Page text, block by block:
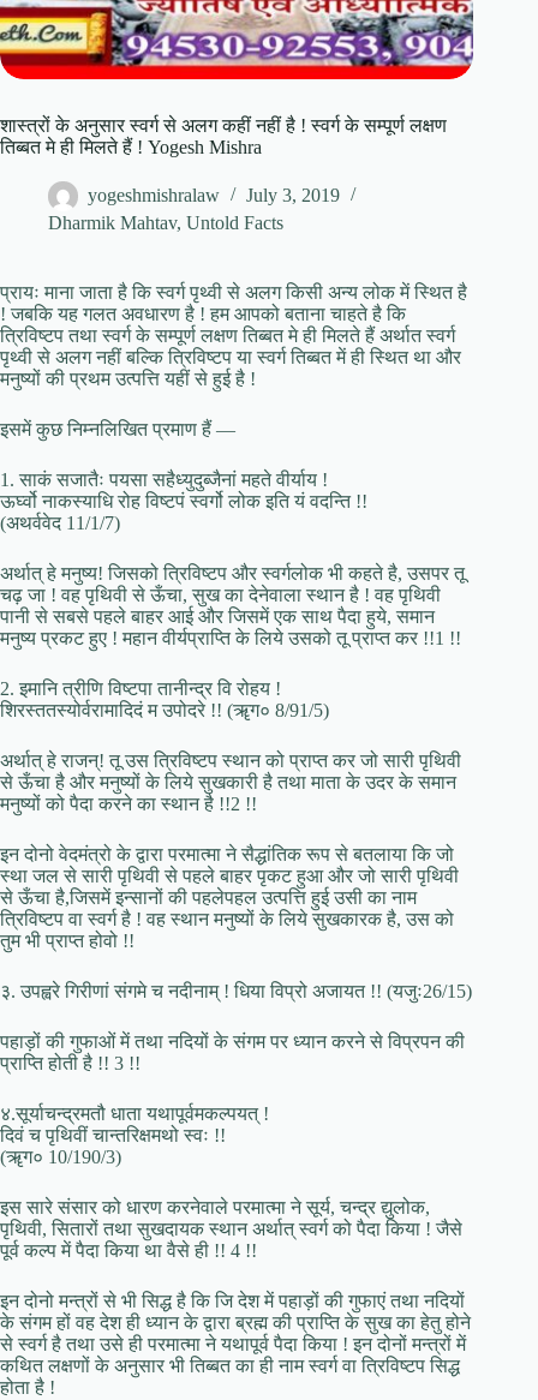
शास्त्रों के अनुसार स्वर्ग से अलग कहीं नहीं है ! स्वर्ग के सम्पूर्ण लक्षण
तिब्बत मे ही मिलते हैं ! Yogesh Mishra
yogeshmishralaw
July 3, 2019
Dharmik Mahtav, Untold Facts
प्रायः माना जाता है कि स्वर्ग पृथ्वी से अलग किसी अन्य लोक में स्थित है
! जबकि यह गलत अवधारण है ! हम आपको बताना चाहते है कि
त्रिविष्टप तथा स्वर्ग के सम्पूर्ण लक्षण तिब्बत मे ही मिलते हैं अर्थात स्वर्ग
पृथ्वी से अलग नहीं बल्कि त्रिविष्टप या स्वर्ग तिब्बत में ही स्थित था और
मनुष्यों की प्रथम उत्पत्ति यहीं से हुई है !
इसमें कुछ निम्नलिखित प्रमाण हैं —
1. साकं सजातैः पयसा सहैध्युदुब्जैनां महते वीर्याय !
ऊर्घ्वो नाकस्याधि रोह विष्टपं स्वर्गो लोक इति यं वदन्ति !!
(अथर्ववेद 11/1/7)
अर्थात् हे मनुष्य! जिसको त्रिविष्टप और स्वर्गलोक भी कहते है, उसपर तू
चढ़ जा ! वह पृथिवी से ऊँचा, सुख का देनेवाला स्थान है ! वह पृथिवी
पानी से सबसे पहले बाहर आई और जिसमें एक साथ पैदा हुये, समान
मनुष्य प्रकट हुए ! महान वीर्यप्राप्ति के लिये उसको तू प्राप्त कर !!1 !!
2. इमानि त्रीणि विष्टपा तानीन्द्र वि रोहय !
शिरस्ततस्योर्वरामादिदं म उपोदरे !! (ॠग० 8/91/5)
अर्थात् हे राजन्! तू उस त्रिविष्टप स्थान को प्राप्त कर जो सारी पृथिवी
से ऊँचा है और मनुष्यों के लिये सुखकारी है तथा माता के उदर के समान
मनुष्यों को पैदा करने का स्थान है !!2 !!
इन दोनो वेदमंत्रो के द्वारा परमात्मा ने सैद्धांतिक रूप से बतलाया कि जो
स्था जल से सारी पृथिवी से पहले बाहर पृकट हुआ और जो सारी पृथिवी
से ऊँचा है,जिसमें इन्सानों की पहलेपहल उत्पत्ति हुई उसी का नाम
त्रिविष्टप वा स्वर्ग है ! वह स्थान मनुष्यों के लिये सुखकारक है, उस को
तुम भी प्राप्त होवो !!
३. उपह्वरे गिरीणां संगमे च नदीनाम् ! धिया विप्रो अजायत !! (यजुः26/15)
पहाड़ों की गुफाओं में तथा नदियों के संगम पर ध्यान करने से विप्रपन की
प्राप्ति होती है !! 3 !!
४.सूर्याचन्द्रमतौ धाता यथापूर्वमकल्पयत् !
दिवं च पृथिवीं चान्तरिक्षमथो स्वः !!
(ॠग० 10/190/3)
इस सारे संसार को धारण करनेवाले परमात्मा ने सूर्य, चन्द्र द्युलोक,
पृथिवी, सितारों तथा सुखदायक स्थान अर्थात् स्वर्ग को पैदा किया ! जैसे
पूर्व कल्प में पैदा किया था वैसे ही !! 4 !!
इन दोनो मन्त्रों से भी सिद्ध है कि जि देश में पहाड़ों की गुफाएं तथा नदियों
के संगम हों वह देश ही ध्यान के द्वारा ब्रह्म की प्राप्ति के सुख का हेतु होने
से स्वर्ग है तथा उसे ही परमात्मा ने यथापूर्व पैदा किया ! इन दोनों मन्त्रों में
कथित लक्षणों के अनुसार भी तिब्बत का ही नाम स्वर्ग वा त्रिविष्टप सिद्ध
होता है !